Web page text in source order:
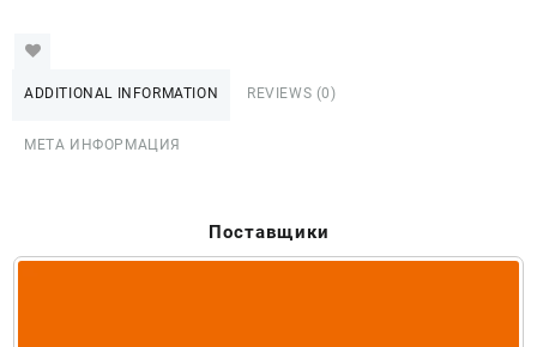
ADDITIONAL INFORMATION REVIEWS (0)
МЕТА ИНФОРМАЦИЯ
Поставщики